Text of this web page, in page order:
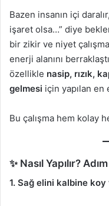
Bazen insanın içi
işaret olsa…” diye
bir zikir ve niyet
enerji alanını
özellikle nasip, rızık,
gelmesi için yapılan
Bu çalışma hem kolay
✨ Nasıl Yapılır?
1. Sağ elini kalbine